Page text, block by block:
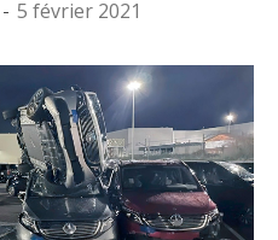
- 5 février 2021